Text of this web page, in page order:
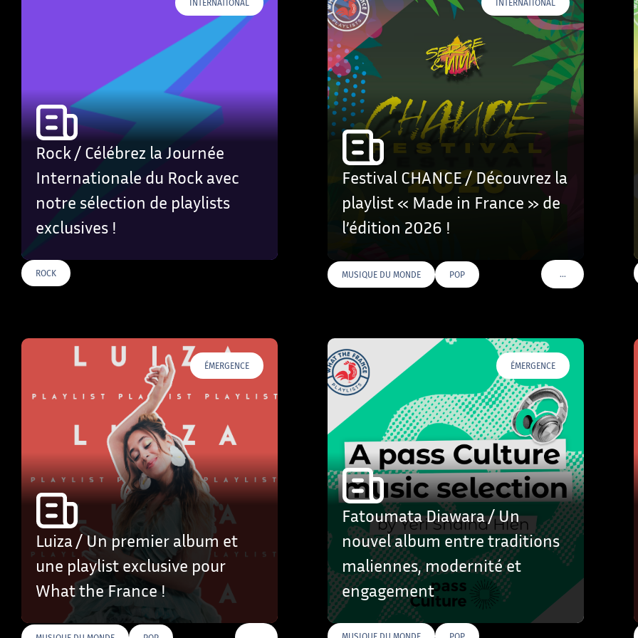
INTERNATIONAL
Rock / Célébrez la Journée
Internationale du Rock avec
notre sélection de playlists
exclusives !
ROCK
INTERNATIONAL
Festival CHANCE / Découvrez la
playlist « Made in France » de
l’édition 2026 !
MUSIQUE DU MONDE POP …VOIR PLUS DE TAGS
ÉMERGENCE
Luiza / Un premier album et
une playlist exclusive pour
What the France !
ÉMERGENCE
Fatoumata Diawara / Un
nouvel album entre traditions
maliennes, modernité et
engagement